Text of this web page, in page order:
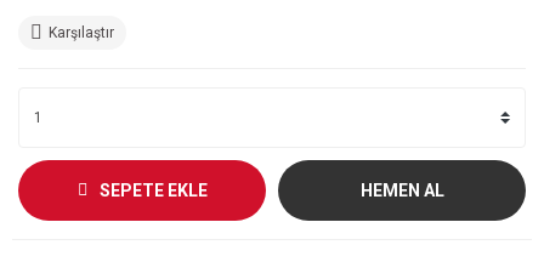
Karşılaştır
SEPETE EKLE HEMEN AL